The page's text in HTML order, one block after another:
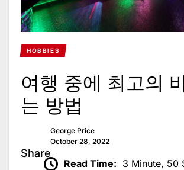
HOBBIES
여행 중에 최고의
는 방법
George Price
October 28, 2022
Share
Read Time: 3 Minute, 50